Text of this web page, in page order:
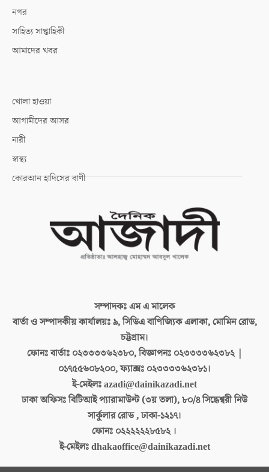
নগর
সাহিত্য সাপ্তাহিকী
আমাদের খবর
খোলা হাওয়া
আগামীদের আসর
নারী
স্বাস্থ্য
কোরআন হাদিসের বাণী
সম্পাদকঃএম এ মালেক
বার্তা ও সম্পাদকীয় কার্যালয়ঃ৯, সিডিএ বাণিজ্যিক এলাকা, মোমিন রোড,
চট্টগ্রাম।
ফোনঃ বার্তাঃ ০২৩৩৩৩৬২৩৮০, বিজ্ঞাপনঃ ০২৩৩৩৩৬২৩৮২ |
০১৭৫৫৬০৮২০০, ফ্যাক্সঃ ০২৩৩৩৩৬২৩৮১।
ই-মেইলঃazadi@dainikazadi.net
ঢাকা অফিসঃবিটিআই প্যারামাউন্ট (৩য় তলা), ৮০/৪ সিদ্ধেশ্বরী নিউ
সার্কুলার রোড , ঢাকা-১২১৭।
ফোনঃ ০২২২২২২৮৫৮২ ।
ই-মেইলঃdhakaoffice@dainikazadi.net